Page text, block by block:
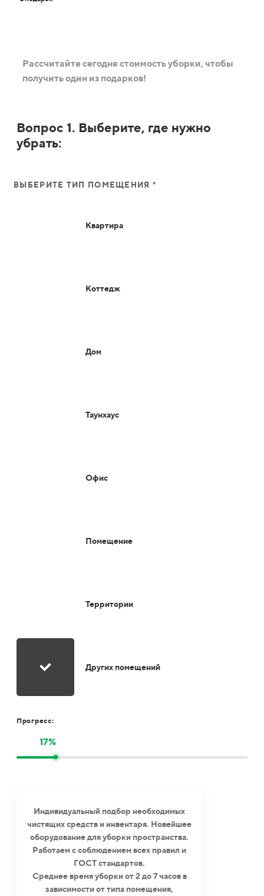
Рассчитайте сегодня стоимость уборки, чтобы
получить один из подарков!
Вопрос 1. Выберите, где нужно
убрать:
ВЫБЕРИТЕ ТИП ПОМЕЩЕНИЯ *
Квартира
Коттедж
Дом
Таунхаус
Офис
Помещение
Территории
Других помещений
Прогресс:
17%
Индивидуальный подбор необходимых
чистящих средств и инвентаря. Новейшее
оборудование для уборки пространства.
Работаем с соблюдением всех правил и
ГОСТ стандартов.
Среднее время уборки от 2 до 7 часов в
зависимости от типа помещения,